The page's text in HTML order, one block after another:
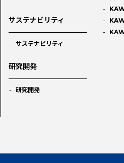
サステナビリティ
サステナビリティ
研究開発
研究開発